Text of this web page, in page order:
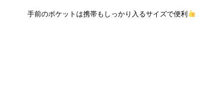
手前のポケットは携帯もしっかり入るサイズで便利